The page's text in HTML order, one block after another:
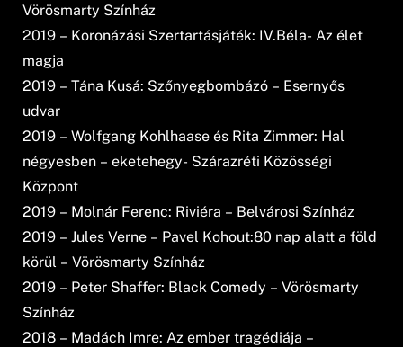
Vörösmarty Színház
2019 – Koronázási Szertartásjáték: IV.Béla- Az élet
magja
2019 – Tána Kusá: Szőnyegbombázó – Esernyős
udvar
2019 – Wolfgang Kohlhaase és Rita Zimmer: Hal
négyesben – eketehegy- Szárazréti Közösségi
Központ
2019 – Molnár Ferenc: Riviéra – Belvárosi Színház
2019 – Jules Verne – Pavel Kohout:80 nap alatt a föld
körül – Vörösmarty Színház
2019 – Peter Shaffer: Black Comedy – Vörösmarty
Színház
2018 – Madách Imre: Az ember tragédiája –